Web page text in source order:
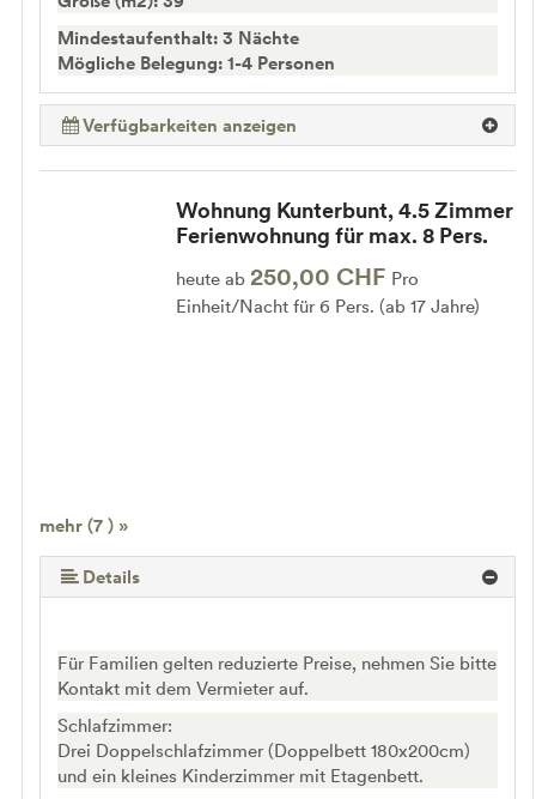
Mindestaufenthalt: 3 Nächte
Mögliche Belegung: 1-4 Personen
Verfügbarkeiten anzeigen
mehr (7 ) »
mehr (7 ) »
mehr (7 ) »
mehr (7 ) »
Wohnung Kunterbunt, 4.5 Zimmer
Ferienwohnung für max. 8 Pers.
heute ab 250,00 CHF Pro
Einheit/Nacht für 6 Pers. (ab 17 Jahre)
Details
Für Familien gelten reduzierte Preise, nehmen Sie bitte
Kontakt mit dem Vermieter auf.
Schlafzimmer:
Drei Doppelschlafzimmer (Doppelbett 180x200cm)
und ein kleines Kinderzimmer mit Etagenbett.